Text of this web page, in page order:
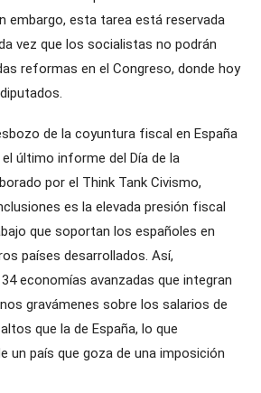
embargo, esta tarea está reservada
vez que los socialistas no podrán
reformas en el Congreso, donde hoy
de la coyuntura fiscal en España
último informe del Día de la
por el Think Tank Civismo,
es la elevada presión fiscal
que soportan los españoles en
países desarrollados. Así,
economías avanzadas que integran
gravámenes sobre los salarios de
que la de España, lo que
un país que goza de una imposición